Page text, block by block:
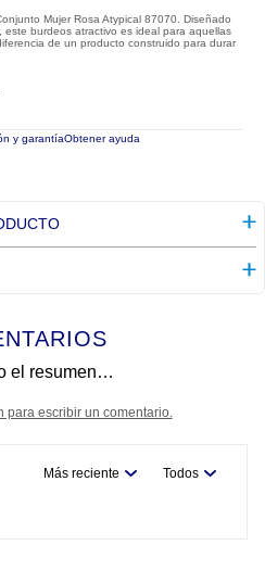
Mujer Rosa Atypical 87070. Diseñado
burdeos atractivo es ideal para aquellas
de un producto construido para durar
y garantíaObtener ayuda
el resumen…
para escribir un comentario.
Más reciente Todos